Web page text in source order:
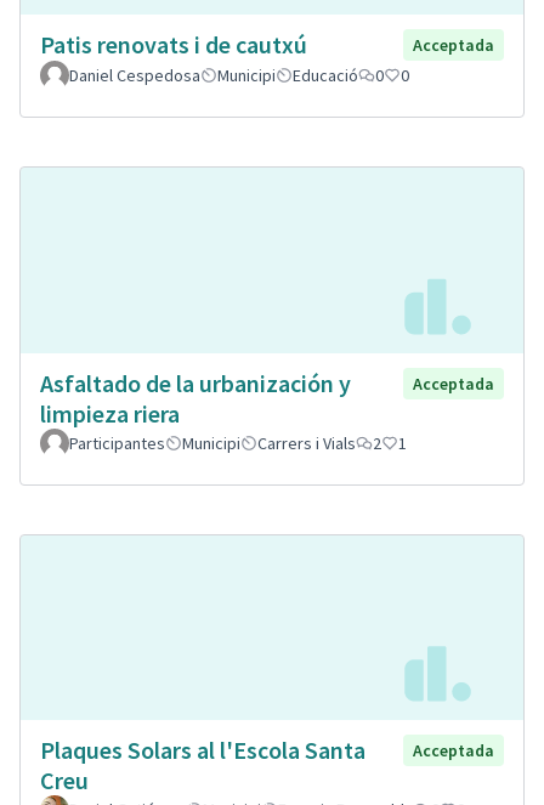
Patis renovats i de cautxú
Acceptada
Daniel Cespedosa
Municipi Educació 0 0
Asfaltado de la urbanización y
limpieza riera
Acceptada
Participantes Municipi Carrers i Vials 2 1
Plaques Solars al l'Escola Santa
Creu
Acceptada